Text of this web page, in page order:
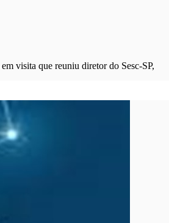
visita que reuniu diretor do Sesc-SP,